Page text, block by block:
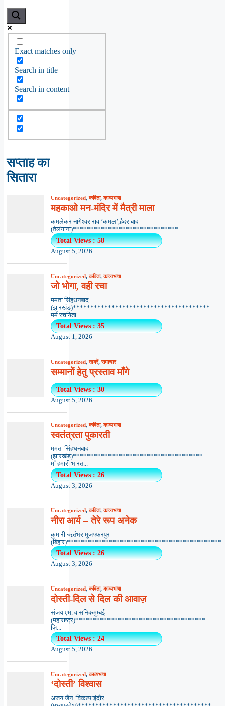
Exact matches only
Search in title
Search in content
सप्ताह का
सितारा
Uncategorized,कविता,काव्यभाषा
महकाओ मन-मंदिर में मैत्री माला
कमलेकर नागेश्वर राव ‘कमल’,हैदराबाद
(तेलंगाना)******************************...
Total Views : 58
August 5, 2026
Uncategorized,कविता,काव्यभाषा
जो भोगा, वही रचा
ममता सिंहधनबाद
(झारखंड)***************************************
मर्म रचयिता...
Total Views : 35
August 1, 2026
Uncategorized,खबरें,समाचार
सम्मानों हेतु प्रस्ताव माँगे
Total Views : 30
August 5, 2026
Uncategorized,कविता,काव्यभाषा
स्वतंत्रता पुकारती
ममता सिंहधनबाद
(झारखंड)*************************************
माँ हमारी भारत...
Total Views : 26
August 3, 2026
Uncategorized,कविता,काव्यभाषा
नीरा आर्य – तेरे रूप अनेक
कुमारी ऋतंभरामुजफ्फरपुर
Total Views : 26
August 3, 2026
Uncategorized,कविता,काव्यभाषा
दोस्ती-दिल से दिल की आवाज़
संजय एम. वासनिकमुम्बई
(महाराष्ट्र)*************************************
ज़ि...
Total Views : 24
August 5, 2026
Uncategorized,काव्यभाषा
‘दोस्ती’ विश्वास
अजय जैन ‘विकल्प’इंदौर